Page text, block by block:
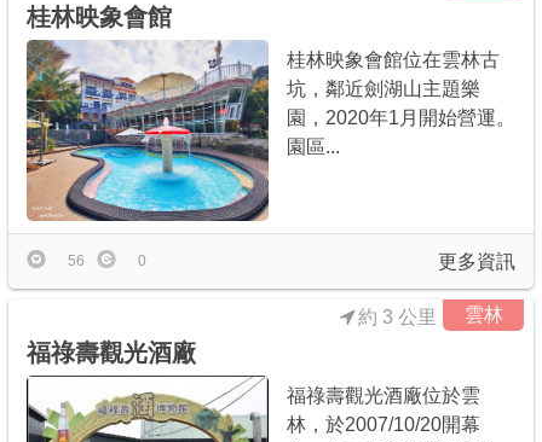
桂林映象會館
桂林映象會館位在雲林古
坑，鄰近劍湖山主題樂
園，2020年1月開始營運。
園區...
更多資訊
56 0
雲林
福祿壽觀光酒廠
約 3 公里
福祿壽觀光酒廠位於雲
林，於2007/10/20開幕